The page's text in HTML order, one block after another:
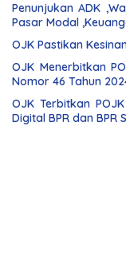
Penunjukan ADK
Pasar Modal
OJK Pastikan
OJK Menerbitkan
Nomor 46 Tahun
OJK Terbitkan
Digital BPR